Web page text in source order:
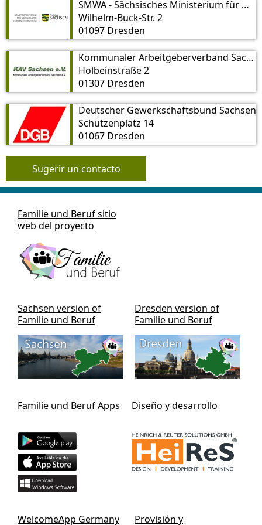
SMWA - Sächsisches Ministerium für Wirtschaft, Arbeit und Verkehr
Wilhelm-Buck-Str. 2
01097 Dresden
Kommunaler Arbeitgeberverband Sachsen e. V.
Holbeinstraße 2
01307 Dresden
Deutscher Gewerkschaftsbund Sachsen
Schützenplatz 14
01067 Dresden
Sugerir un contacto
Familie und Beruf sitio
web del proyecto
Sachsen version of
Familie und Beruf
Dresden version of
Familie und Beruf
Familie und Beruf Apps Diseño y desarrollo
WelcomeApp Germany
Provisión y